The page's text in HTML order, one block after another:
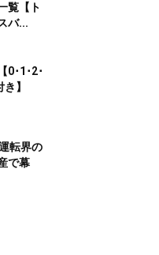
覧【ト
バ...
0･1･2･
】
転界の
で幕